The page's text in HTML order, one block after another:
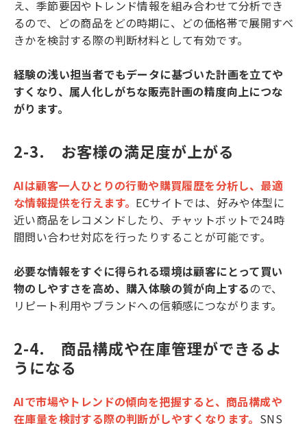
え、季節要因やトレンド情報を組み合わせて分析でき
るので、どの商品をどの時期に、どの価格帯で展開すべ
きかを検討する際の判断材料として有効です。
経験の浅い担当者でもデータに基づいた計画を立てや
すくなり、属人化しがちな販売計画の精度向上につな
がります。
2-3.　お客様の満足度が上がる
AIは顧客一人ひとりの行動や購買履歴を分析し、最適
な情報提供を行えます。 ECサイトでは、好みや体型に
近い商品をレコメンドしたり、チャットボットで24時
間問い合わせ対応を行ったりすることが可能です。
必要な情報をすぐに得られる環境は顧客にとって買い
物のしやすさを高め、購入体験の質が向上するので、
リピート利用やブランドへの信頼感につながります。
2-4.　商品構成や在庫管理ができるよ
うになる
AIで市場やトレンドの傾向を把握すると、商品構成や
在庫量を検討する際の判断がしやすくなります。 SNS